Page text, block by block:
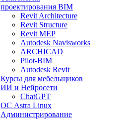
проектирования BIM
Revit Architecture
Revit Structure
Revit MEP
Autodesk Navisworks
ARCHICAD
Pilot-BIM
Autodesk Revit
Курсы для мебельщиков
ИИ и Нейросети
ChatGPT
ОС Astra Linux
Администрирование